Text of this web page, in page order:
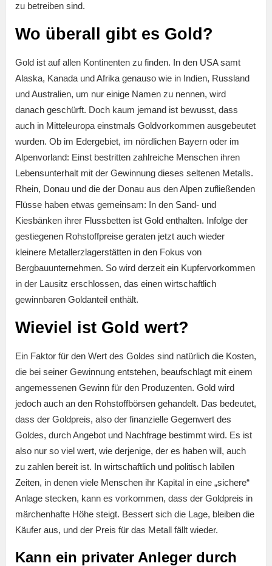
zu betreiben sind.
Wo überall gibt es Gold?
Gold ist auf allen Kontinenten zu finden. In den USA samt
Alaska, Kanada und Afrika genauso wie in Indien, Russland
und Australien, um nur einige Namen zu nennen, wird
danach geschürft. Doch kaum jemand ist bewusst, dass
auch in Mitteleuropa einstmals Goldvorkommen ausgebeutet
wurden. Ob im Edergebiet, im nördlichen Bayern oder im
Alpenvorland: Einst bestritten zahlreiche Menschen ihren
Lebensunterhalt mit der Gewinnung dieses seltenen Metalls.
Rhein, Donau und die der Donau aus den Alpen zufließenden
Flüsse haben etwas gemeinsam: In den Sand- und
Kiesbänken ihrer Flussbetten ist Gold enthalten. Infolge der
gestiegenen Rohstoffpreise geraten jetzt auch wieder
kleinere Metallerzlagerstätten in den Fokus von
Bergbauunternehmen. So wird derzeit ein Kupfervorkommen
in der Lausitz erschlossen, das einen wirtschaftlich
gewinnbaren Goldanteil enthält.
Wieviel ist Gold wert?
Ein Faktor für den Wert des Goldes sind natürlich die Kosten,
die bei seiner Gewinnung entstehen, beaufschlagt mit einem
angemessenen Gewinn für den Produzenten. Gold wird
jedoch auch an den Rohstoffbörsen gehandelt. Das bedeutet,
dass der Goldpreis, also der finanzielle Gegenwert des
Goldes, durch Angebot und Nachfrage bestimmt wird. Es ist
also nur so viel wert, wie derjenige, der es haben will, auch
zu zahlen bereit ist. In wirtschaftlich und politisch labilen
Zeiten, in denen viele Menschen ihr Kapital in eine „sichere“
Anlage stecken, kann es vorkommen, dass der Goldpreis in
märchenhafte Höhe steigt. Bessert sich die Lage, bleiben die
Käufer aus, und der Preis für das Metall fällt wieder.
Kann ein privater Anleger durch